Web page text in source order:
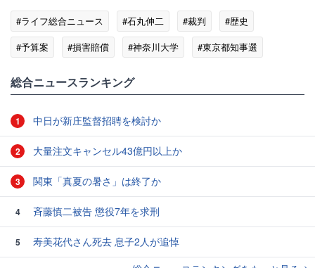
#ライフ総合ニュース #石丸伸二 #裁判
#歴史
#予算案
#損害賠償 #神奈川大学 #東京都知事選
総合ニュースランキング
1 中日が新庄監督招聘を検討か
2 大量注文キャンセル43億円以上か
3 関東「真夏の暑さ」は終了か
4 斉藤慎二被告 懲役7年を求刑
5
寿美花代さん死去 息子2人が追悼